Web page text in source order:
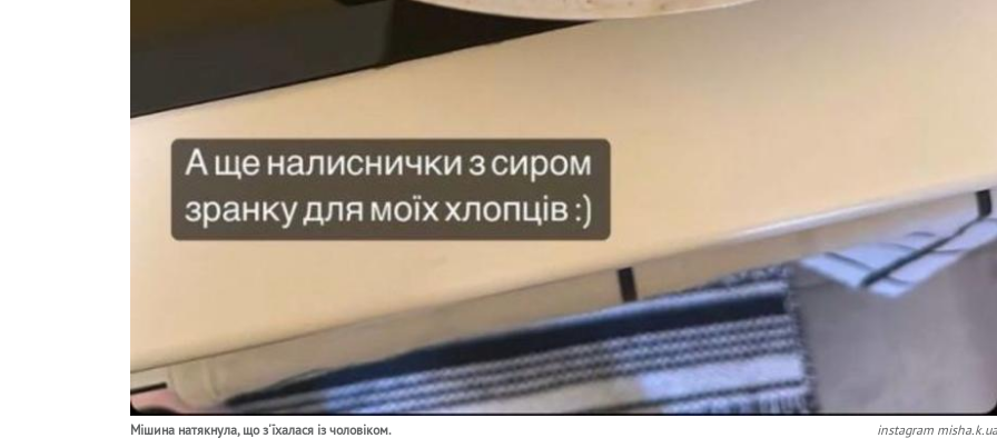
Мішина натякнула, що з'їхалася із чоловіком. instagram misha.k.ua